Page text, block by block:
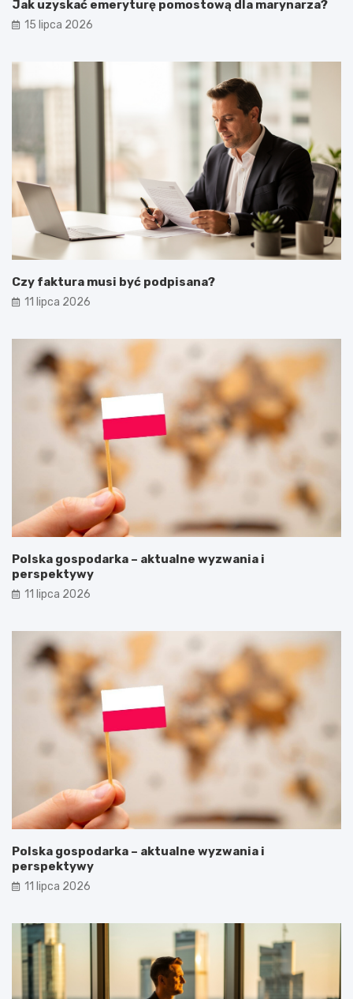
Jak uzyskać emeryturę pomostową dla marynarza?
15 lipca 2026
Czy faktura musi być podpisana?
11 lipca 2026
Polska gospodarka – aktualne wyzwania i
perspektywy
11 lipca 2026
Polska gospodarka – aktualne wyzwania i
perspektywy
11 lipca 2026